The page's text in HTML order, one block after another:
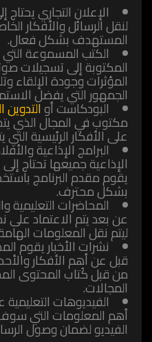
الإعلان التجاري
لنقل الرسائل والأفكار
المستهدف بشكل فعال.
الكتب المسموعة
المكتوبة إلى تسجيلات
المؤثرات وجودة الإلقاء
الجمهور التي يفضل
البودكاست أو
مكتوب في المجال الذي
على الأفكار الرئيسية
البرامج الإذاعية
الإذاعية جميعها تحتاج
يقوم مقدم البرنامج
بشكل محترف.
المحاضرات التعليمية
عن بعد يتم الاعتماد
ليتم نقل المعلومات
نشرات الأخبار يقوم
قبل عن أهم الأفكار
من قبل كُتاب المحتوى
المجالات.
الفيديوهات
أهم المعلومات التي
الفيديو لضمان وصول